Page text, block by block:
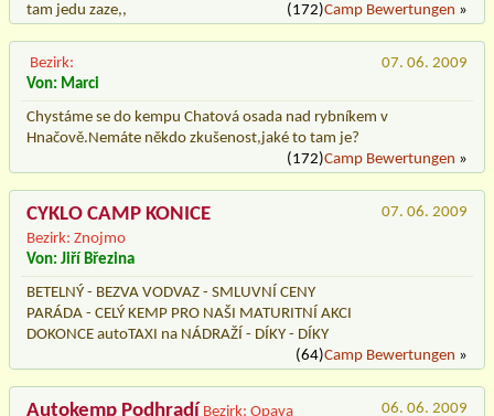
tam jedu zaze,,
(172)Camp Bewertungen »
Bezirk:
07. 06. 2009
Von: Marci
Chystáme se do kempu Chatová osada nad rybníkem v
Hnačově.Nemáte někdo zkušenost,jaké to tam je?
(172)Camp Bewertungen »
CYKLO CAMP KONICE
Bezirk: Znojmo
07. 06. 2009
Von: Jiří Březina
BETELNÝ - BEZVA VODVAZ - SMLUVNÍ CENY
PARÁDA - CELÝ KEMP PRO NAŠI MATURITNÍ AKCI
DOKONCE autoTAXI na NÁDRAŽÍ - DÍKY - DÍKY
(64)Camp Bewertungen »
Autokemp Podhradí Bezirk: Opava
06. 06. 2009